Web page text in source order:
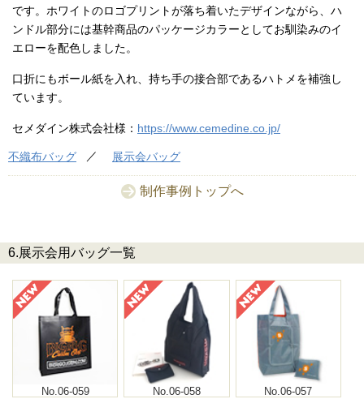
です。ホワイトのロゴプリントが落ち着いたデザインながら、ハ
ンドル部分には基幹商品のパッケージカラーとしてお馴染みのイ
エローを配色しました。
口折にもボール紙を入れ、持ち手の接合部であるハトメを補強し
ています。
セメダイン株式会社様： https://www.cemedine.co.jp/
不織布バッグ 展示会バッグ
制作事例トップへ
6.展示会用バッグ一覧
No.06-059 No.06-058 No.06-057